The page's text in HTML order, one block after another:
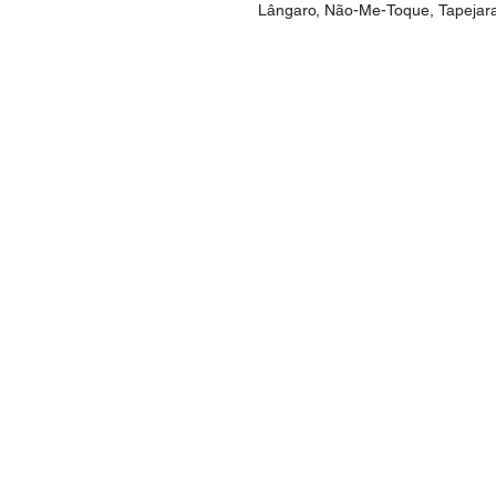
Lângaro, Não-Me-Toque,